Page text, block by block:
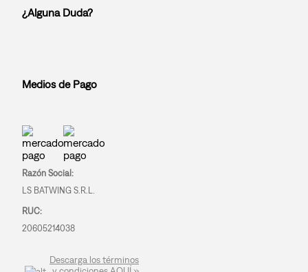
¿Alguna Duda?
Medios de Pago
Razón Social:
LS BATWING S.R.L.
RUC:
20605214038
Descarga los términos